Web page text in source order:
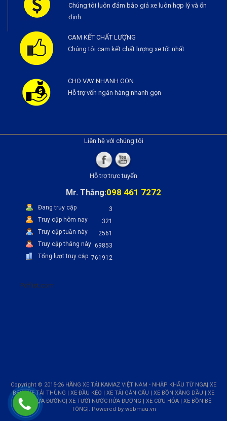
Chúng tôi luôn đảm bảo giá xe luôn hợp lý và ổn
định
CAM KẾT CHẤT LƯỢNG
Chúng tôi cam kết chất lượng xe tốt nhất
CHO VAY NHANH GỌN
Hỗ trợ vốn ngân hàng nhanh gọn
Liên hệ với chúng tôi
Hỗ trợ trực tuyến
Mr. Thắng:098 461 7272
Đang truy cập
3
Truy cập hôm nay
321
Truy cập tuần này
2561
Truy cập tháng này 69853
Tổng lượt truy cập 761912
Pdflist.com
Copyright © 2015-26 HÃNG XE TẢI KAMAZ VIỆT NAM - NHẬP KHẨU TỪ NGA| XE
BEN | XE TẢI THÙNG | XE ĐẦU KÉO | XE TẢI GẮN CẨU | XE BỒN XĂNG DẦU | XE
BỒN NHỰA ĐƯỜNG| XE TƯỚI NƯỚC RỬA ĐƯỜNG | XE CỨU HỎA | XE BỒN BÊ
TÔNG|. Powered by webmau.vn